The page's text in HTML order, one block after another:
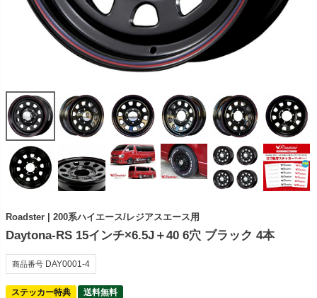
Roadster | 200系ハイエース/レジアスエース用
Daytona-RS 15インチ×6.5J＋40 6穴 ブラック 4本
商品番号 DAY0001-4
ステッカー特典 送料無料